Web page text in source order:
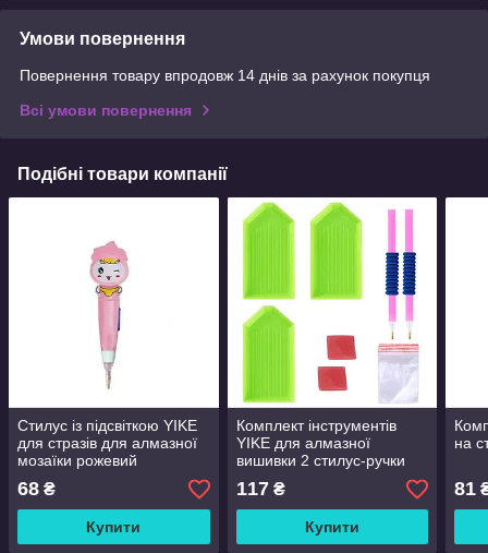
Умови повернення
Повернення товару впродовж 14 днів за рахунок покупця
Всі умови повернення
Подібні товари компанії
Стилус із підсвіткою YIKE
для стразів для алмазної
мозаїки рожевий
68 ₴
Купити
Комплект інструментів
YIKE для алмазної
вишивки 2 стилус-ручки
м'які 3 лотки 2 клею zip-
пакети
117₴
Купити
на
81